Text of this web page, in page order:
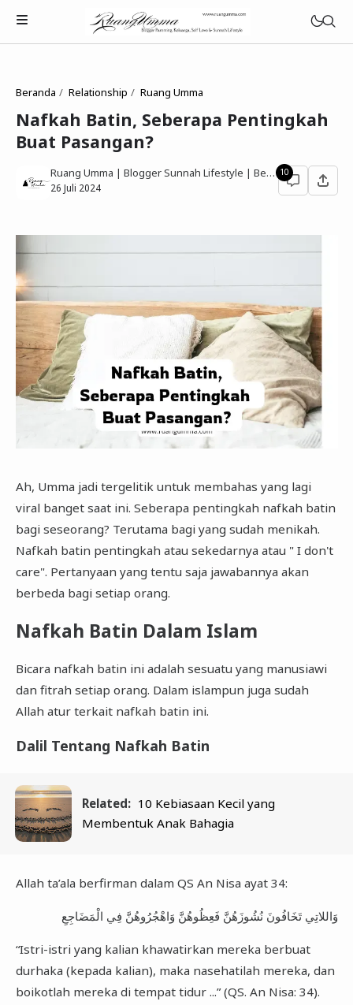
Parenting Islami
Rumah Tangga Muslimah
Beranda Relationship Ruang Umma
Nafkah Batin, Seberapa Pentingkah
Buat Pasangan?
Ruang Umma | Blogger Sunnah Lifestyle | Berbagi Gaya Hidup Sesuai Quran Sunnah
26 Juli 2024
10
Ah, Umma jadi tergelitik untuk membahas yang lagi
viral banget saat ini. Seberapa pentingkah nafkah batin
bagi seseorang? Terutama bagi yang sudah menikah.
Nafkah batin pentingkah atau sekedarnya atau " I don't
care". Pertanyaan yang tentu saja jawabannya akan
berbeda bagi setiap orang.
Nafkah Batin Dalam Islam
Bicara nafkah batin ini adalah sesuatu yang manusiawi
dan fitrah setiap orang. Dalam islampun juga sudah
Allah atur terkait nafkah batin ini.
Dalil Tentang Nafkah Batin
Related: 10 Kebiasaan Kecil yang
Membentuk Anak Bahagia
Allah ta’ala berfirman dalam QS An Nisa ayat 34:
وَاللاتِي تَخَافُونَ نُشُوزَهُنَّ فَعِظُوهُنَّ وَاهْجُرُوهُنَّ فِي الْمَضَاجِعِ
“Istri-istri yang kalian khawatirkan mereka berbuat
durhaka (kepada kalian), maka nasehatilah mereka, dan
boikotlah mereka di tempat tidur ...” (QS. An Nisa: 34).